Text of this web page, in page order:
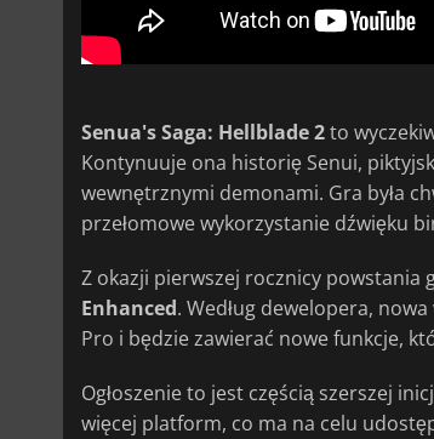
Senua's Saga: Hellblade 2to
Kontynuuje ona historię Senui,
wewnętrznymi demonami. Gra była
przełomowe wykorzystanie dźwięku
Z okazji pierwszej rocznicy powstania
Enhanced. Według dewelopera,
Pro i będzie zawierać nowe funkcje,
Ogłoszenie to jest częścią szerszej
więcej platform, co ma na celu